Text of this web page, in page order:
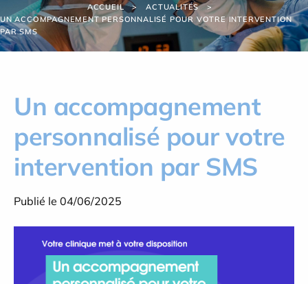
ACCUEIL
ACTUALITÉS
UN ACCOMPAGNEMENT PERSONNALISÉ POUR VOTRE INTERVENTION
PAR SMS
Un accompagnement
personnalisé pour votre
intervention par SMS
Publié le 04/06/2025